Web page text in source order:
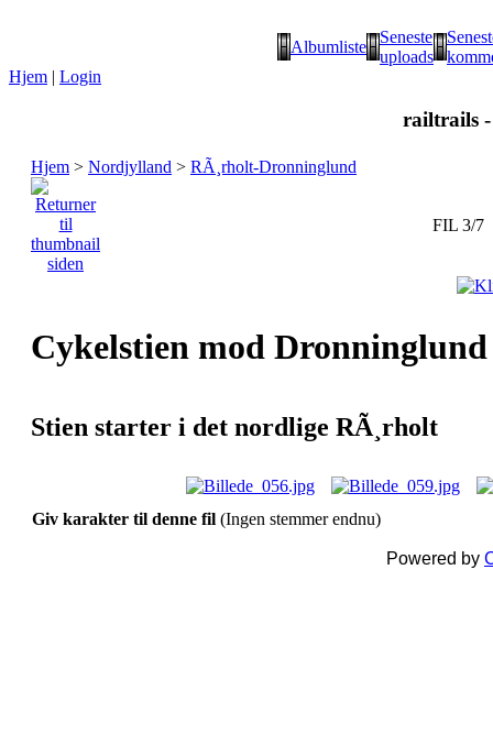
Albumliste
Seneste
uploads
Hjem | Login
railtrails
Hjem > Nordjylland > RÃ¸rholt-Dronninglund
FIL 3/7
Cykelstien mod Dronninglund
Stien starter i det nordlige RÃ¸rholt
Giv karakter til denne fil (Ingen stemmer endnu)
Powered by